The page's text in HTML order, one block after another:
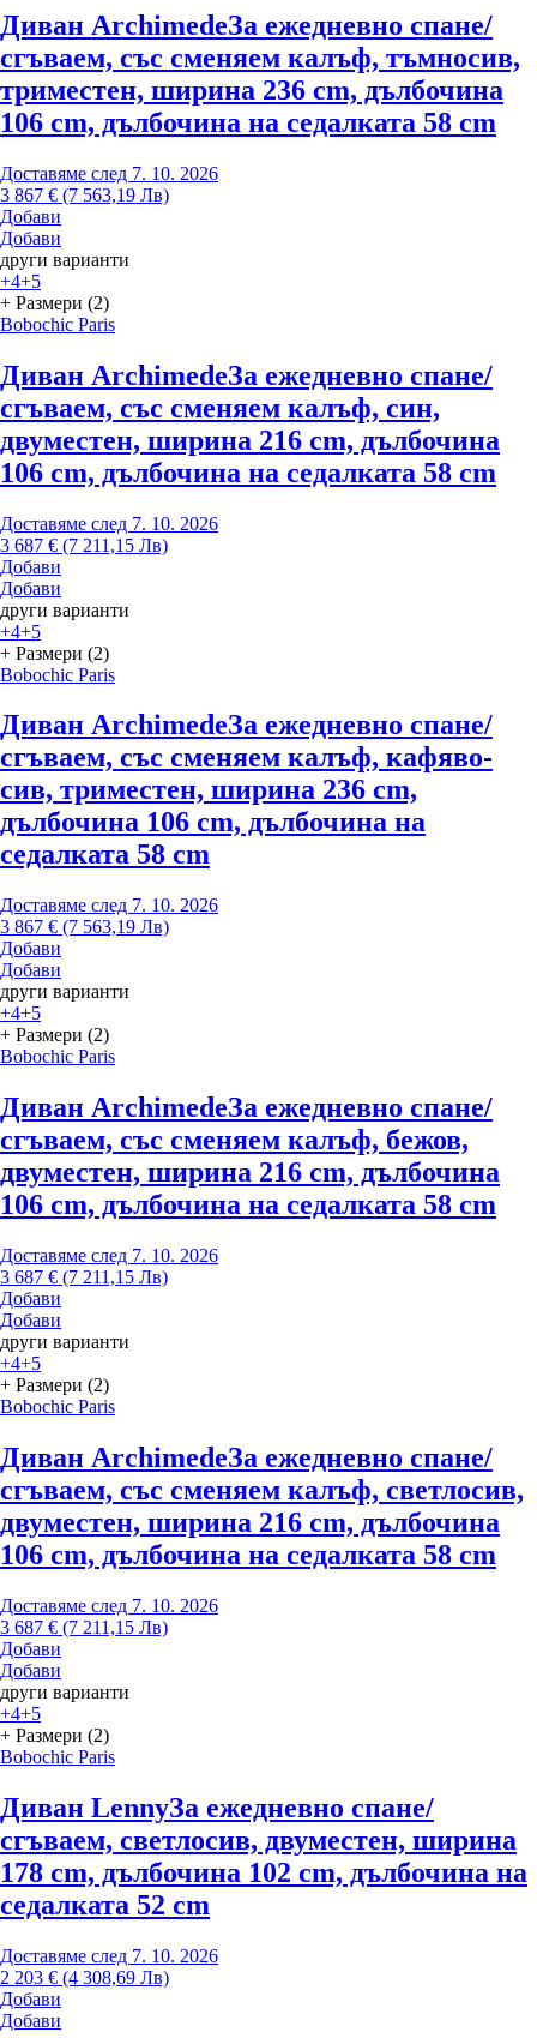
Диван ArchimedeЗа ежедневно спане/
сгъваем, със сменяем калъф, тъмносив,
триместен, ширина 236 cm, дълбочина
106 cm, дълбочина на седалката 58 cm
Доставяме след 7. 10. 2026
3 867 € (7 563,19 Лв)
Добави
Добави
други варианти
+4+5
+ Размери (2)
Bobochic Paris
Диван ArchimedeЗа ежедневно спане/
сгъваем, със сменяем калъф, син,
двуместен, ширина 216 cm, дълбочина
106 cm, дълбочина на седалката 58 cm
Доставяме след 7. 10. 2026
3 687 € (7 211,15 Лв)
Добави
Добави
други варианти
+4+5
+ Размери (2)
Bobochic Paris
Диван ArchimedeЗа ежедневно спане/
сгъваем, със сменяем калъф, кафяво-
сив, триместен, ширина 236 cm,
дълбочина 106 cm, дълбочина на
седалката 58 cm
Доставяме след 7. 10. 2026
3 867 € (7 563,19 Лв)
Добави
Добави
други варианти
+4+5
+ Размери (2)
Bobochic Paris
Диван ArchimedeЗа ежедневно спане/
сгъваем, със сменяем калъф, бежов,
двуместен, ширина 216 cm, дълбочина
106 cm, дълбочина на седалката 58 cm
Доставяме след 7. 10. 2026
3 687 € (7 211,15 Лв)
Добави
Добави
други варианти
+4+5
+ Размери (2)
Bobochic Paris
Диван ArchimedeЗа ежедневно спане/
сгъваем, със сменяем калъф, светлосив,
двуместен, ширина 216 cm, дълбочина
106 cm, дълбочина на седалката 58 cm
Доставяме след 7. 10. 2026
3 687 € (7 211,15 Лв)
Добави
Добави
други варианти
+4+5
+ Размери (2)
Bobochic Paris
Диван LennyЗа ежедневно спане/
сгъваем, светлосив, двуместен, ширина
178 cm, дълбочина 102 cm, дълбочина на
седалката 52 cm
Доставяме след 7. 10. 2026
2 203 € (4 308,69 Лв)
Добави
Добави